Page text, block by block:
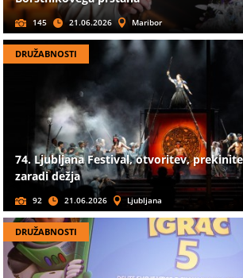
145 21.06.2026 Maribor
DRUŽABNOSTI
74. Ljubljana Festival, otvoritev,
zaradi dežja
92 21.06.2026 Ljubljana
DRUŽABNOSTI